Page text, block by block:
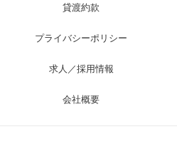
貸渡約款
プライバシーポリシー
求人／採用情報
会社概要